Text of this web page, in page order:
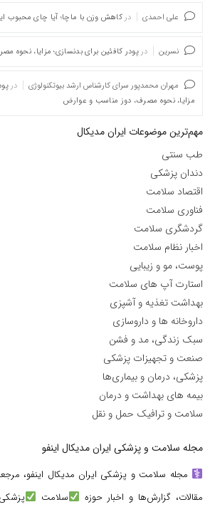
علی احمدی در کاهش وزن با ماچا؛ آیا چای محبوب
نسرین در پودر کافئین برای بدنسازی؛ مزایا، نحوه
مهران محمدپور سرای کارشناس ارشد بیوتکنولوژی در
مزایا، نحوه مصرف، دوز مناسب و عوارض
مهم‌ترین موضوعات ایران مدیکال
طب سنتی
دندان پزشکی
اقتصاد سلامت
فناوری سلامت
گردشگری سلامت
اخبار نظام سلامت
پوست، مو و زیبایی
استارت آپ های سلامت
بهداشت تغذیه و آشپزی
داروخانه ها و داروسازی
سبک زندگی، مد و فشن
صنعت و تجهیزات پزشکی
پزشکی، درمان و بیماری‌ها
بیمه های بهداشت و درمان
سلامت و ترافیک حمل و نقل
مجله سلامت و پزشکی ایران مدیکال اینفو
مجله سلامت و پزشکی ایران مدیکال اینفو،
مقالات، گزارش‌ها و اخبار حوزه
سلامت پزشکی